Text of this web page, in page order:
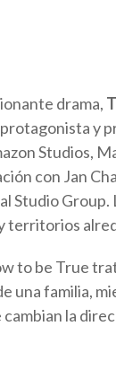
drama,
protagonista y
Studios,
con Jan
Studio Group.
territorios
to be True
una familia,
la